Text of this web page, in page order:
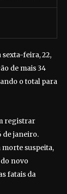
feira, 22,
de mais 34
o total para
registrar
de janeiro.
suspeita,
novo
fatais da